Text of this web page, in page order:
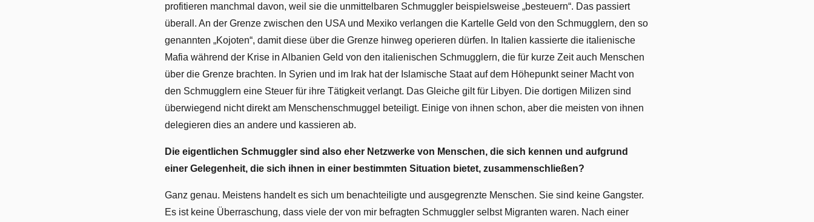
profitieren manchmal davon, weil sie die unmittelbaren Schmuggler beispielsweise „besteuern“. Das passiert
überall. An der Grenze zwischen den USA und Mexiko verlangen die Kartelle Geld von den Schmugglern, den so
genannten „Kojoten“, damit diese über die Grenze hinweg operieren dürfen. In Italien kassierte die italienische
Mafia während der Krise in Albanien Geld von den italienischen Schmugglern, die für kurze Zeit auch Menschen
über die Grenze brachten. In Syrien und im Irak hat der Islamische Staat auf dem Höhepunkt seiner Macht von
den Schmugglern eine Steuer für ihre Tätigkeit verlangt. Das Gleiche gilt für Libyen. Die dortigen Milizen sind
überwiegend nicht direkt am Menschenschmuggel beteiligt. Einige von ihnen schon, aber die meisten von ihnen
delegieren dies an andere und kassieren ab.
Die eigentlichen Schmuggler sind also eher Netzwerke von Menschen, die sich kennen und aufgrund
einer Gelegenheit, die sich ihnen in einer bestimmten Situation bietet, zusammenschließen?
Ganz genau. Meistens handelt es sich um benachteiligte und ausgegrenzte Menschen. Sie sind keine Gangster.
Es ist keine Überraschung, dass viele der von mir befragten Schmuggler selbst Migranten waren. Nach einer